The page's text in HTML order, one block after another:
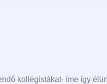
kollégistákat- íme így